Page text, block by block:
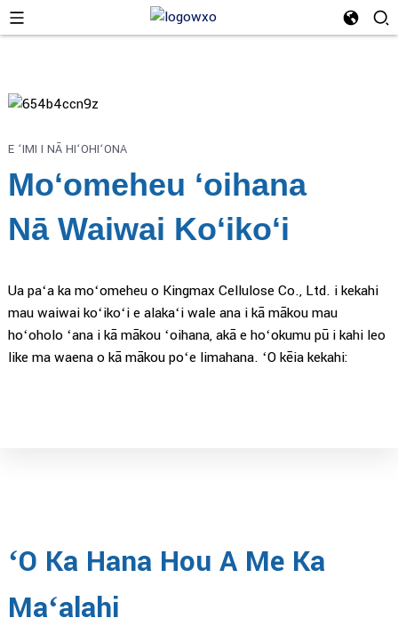
E ʻIMI I NĀ HIʻOHIʻONA
Moʻomeheu ʻoihana
Nā Waiwai Koʻikoʻi
Ua paʻa ka moʻomeheu o Kingmax Cellulose Co., Ltd. i kekahi
mau waiwai koʻikoʻi e alakaʻi wale ana i kā mākou mau
hoʻoholo ʻana i kā mākou ʻoihana, akā e hoʻokumu pū i kahi leo
like ma waena o kā mākou poʻe limahana. ʻO kēia kekahi:
ʻO Ka Hana Hou A Me Ka
Maʻalahi